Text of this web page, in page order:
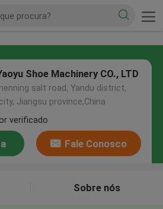
Shoe Machinery CO., LTD
salt road, Yandu district,
Jiangsu province,China
verificado
Fale Conosco
Sobre nós